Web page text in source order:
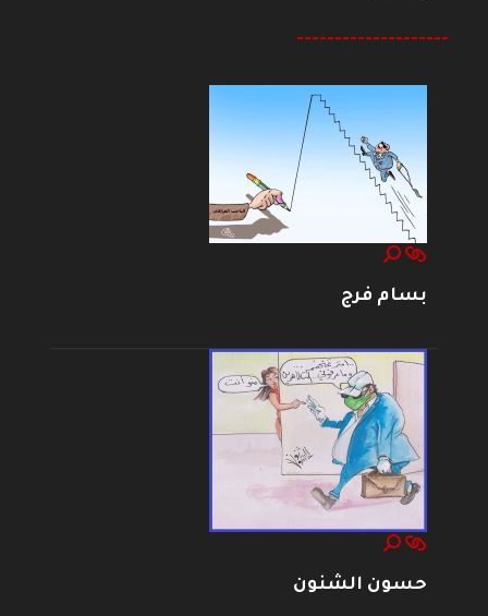
--------------------
بسام فرج
حسون الشنون